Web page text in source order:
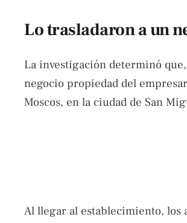
Lo trasladaron a un
La investigación determinó
negocio propiedad del
Moscos, en la ciudad de San
Al llegar al establecimiento, los